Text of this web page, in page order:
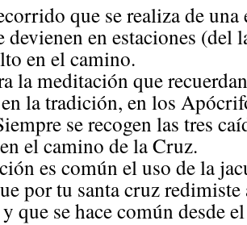
que se realiza de
devienen en estaciones (del
en el camino.
la meditación que
en la tradición, en los
se recogen las tres
el camino de la Cruz.
es común el uso de la
por tu santa cruz
que se hace común desde